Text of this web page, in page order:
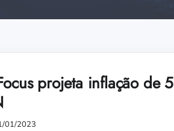
projeta inflação de
01/2023